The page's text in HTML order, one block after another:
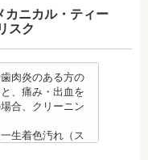
歯科医師の指示
人差が大きくあ
との見解の相違
相談ください。
くなる「歯根吸
。
癖があった場
計画よりも治療
するとかみ合わ
み合わせが悪く
招く事がありま
ることで、口が
痛みが出る顎関
にも自律神経失
わせが原因の場
。 その他
予防に役立ちま
る可能性があり
、頭痛、肩こり
ります。インプ
めに、定期検診
婦の方は受けら
様は、インプラ
抗生物質等を治
能性のある方、
お控えくださ
討される方は、
学院卒業
よって「クリー
」と書いてい
の機器が用いられ
院によっては歯
PMTCの場合もあ
よいでしょう。
理事長 日坂充
カニカル・ティー
スク
肉炎のある方の
、痛み・出血を
合、クリーニン
生着色汚れ（ス